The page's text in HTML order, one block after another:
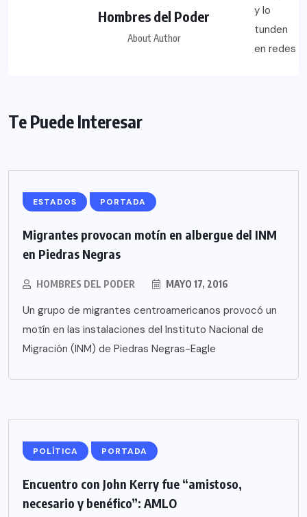
Hombres del Poder
About Author
Te Puede Interesar
ESTADOS PORTADA
Migrantes provocan motín en albergue del INM
en Piedras Negras
HOMBRES DEL PODER MAYO 17, 2016
Un grupo de migrantes centroamericanos provocó un
motín en las instalaciones del Instituto Nacional de
Migración (INM) de Piedras Negras-Eagle
POLÍTICA PORTADA
Encuentro con John Kerry fue “amistoso,
necesario y benéfico”: AMLO